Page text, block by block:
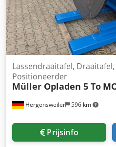
Hergensweiler 596 km
Lassendraaitafel, Draaitafel,
Positioneerder
Müller Opladen 5 To
Prijsinfo